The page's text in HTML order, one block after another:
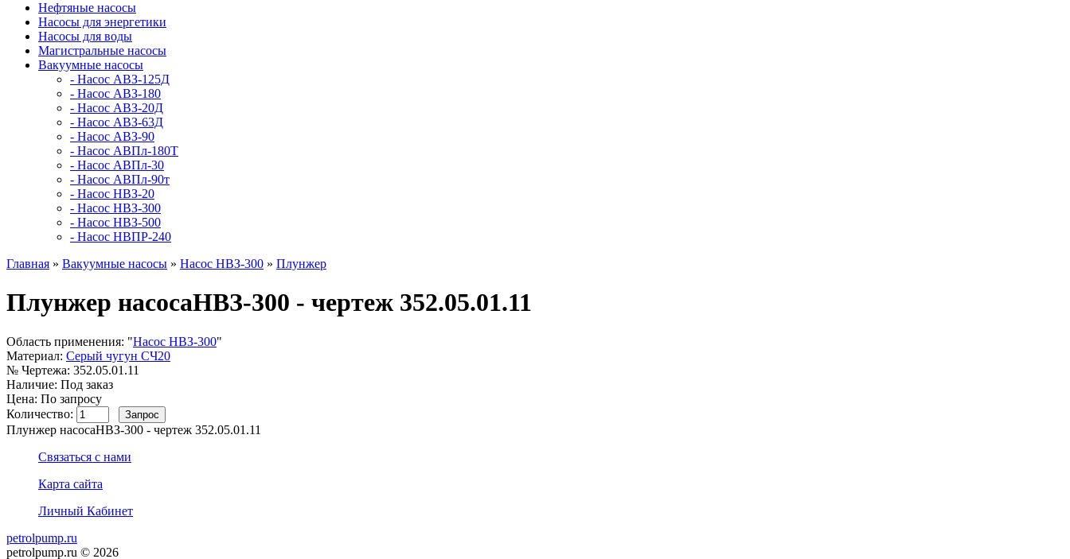
Нефтяные насосы
Насосы для энергетики
Насосы для воды
Магистральные насосы
Вакуумные насосы
- Насос АВЗ-125Д
- Насос АВЗ-180
- Насос АВЗ-20Д
- Насос АВЗ-63Д
- Насос АВЗ-90
- Насос АВПл-180Т
- Насос АВПл-30
- Насос АВПл-90т
- Насос НВЗ-20
- Насос НВЗ-300
- Насос НВЗ-500
- Насос НВПР-240
Главная » Вакуумные насосы » Насос НВЗ-300 » Плунжер
Плунжер насосаНВЗ-300 - чертеж 352.05.01.11
Область применения: "Насос НВЗ-300"
Материал: Серый чугун СЧ20
№ Чертежа: 352.05.01.11
Наличие: Под заказ
Цена: По запросу
Количество:
Плунжер насосаНВЗ-300 - чертеж 352.05.01.11
Связаться с нами
Карта сайта
Личный Кабинет
petrolpump.ru
petrolpump.ru © 2026